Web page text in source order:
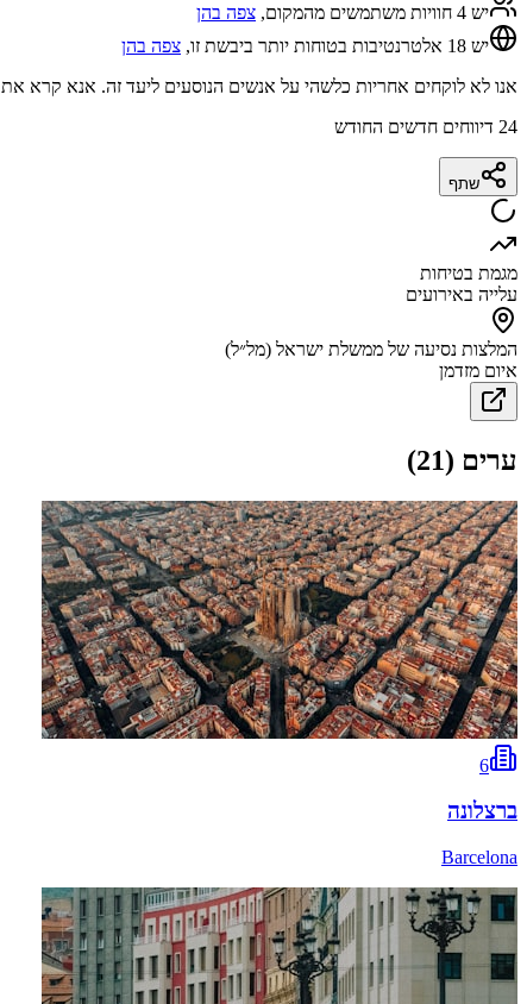
יש 4 חוויות משתמשים מהמקום,
צפה בהן
יש 18 אלטרנטיבות בטוחות יותר ביבשת זו,
צפה בהן
אנו לא לוקחים אחריות כלשהי על אנשים הנוסעים ליעד זה. אנא קרא את
24 דיווחים חדשים החודש
שתף
מגמת בטיחות
עלייה באירועים
המלצות נסיעה של ממשלת ישראל (מל״ל)
איום מזדמן
ערים (
21
)
6
ברצלונה
Barcelona